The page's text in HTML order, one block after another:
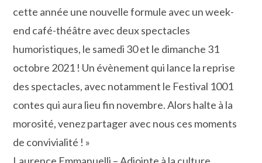
cette année une nouvelle formule avec un week-
end café-théâtre avec deux spectacles
humoristiques, le samedi 30 et le dimanche 31
octobre 2021 ! Un évènement qui lance la reprise
des spectacles, avec notamment le Festival 1001
contes qui aura lieu fin novembre. Alors halte à la
morosité, venez partager avec nous ces moments
de convivialité ! »